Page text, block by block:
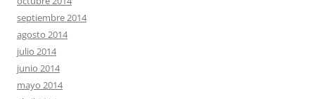
septiembre 2014
agosto 2014
julio 2014
junio 2014
mayo 2014